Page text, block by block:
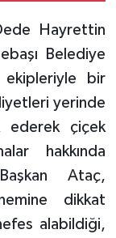
Hayrettin
Belediye
ekipleriyle bir
yerinde
ederek çiçek
hakkında
Ataç,
dikkat
alabildiği,